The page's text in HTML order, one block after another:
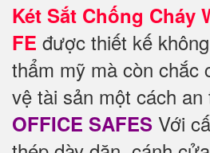
Két Sắt Chống Cháy
FE được thiết kế
thẩm mỹ mà còn chắc
vệ tài sản một cách an
OFFICE SAFES Với